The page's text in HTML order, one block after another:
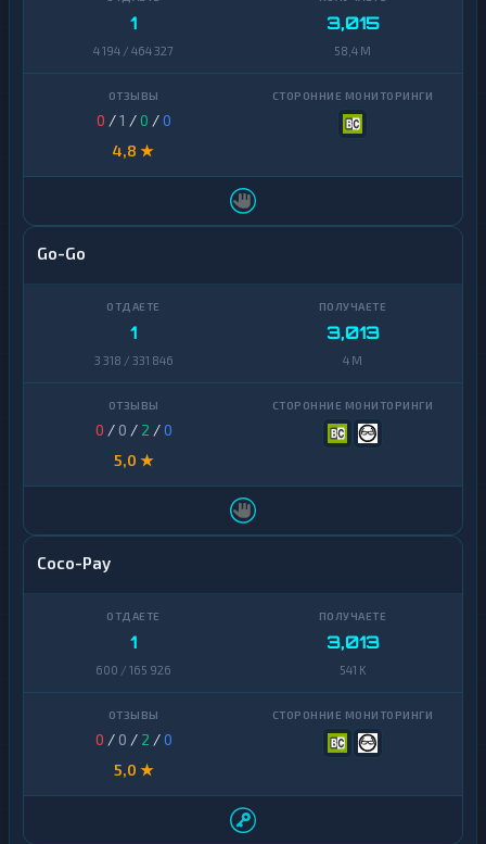
1
4 194 / 464 327
3,015
58,4 M
0 /1 /0 /0
4,8 ★
Go-Go
1
3 318 / 331 846
3,013
4 M
0 / 0 / 2 /0
5,0 ★
Coco-Pay
1
600 / 165 926
3,013
541 K
0 / 0 / 2 /0
5,0 ★